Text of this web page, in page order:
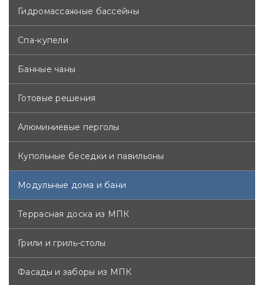
Гидромассажные бассейны
Спа-купели
Банные чаны
Готовые решения
Алюминиевые перголы
Купольные беседки и павильоны
Модульные дома и бани
Террасная доска из МПК
Грили и гриль-столы
Фасады и заборы из МПК
вентиляционная система, светодиодная подсветка.
электрокаменка Harvia, Sangens, либо дровяная
печь Harvia с внутренней топкой в комплекте с
дымоходом.
* цена без учёта террасы и печи